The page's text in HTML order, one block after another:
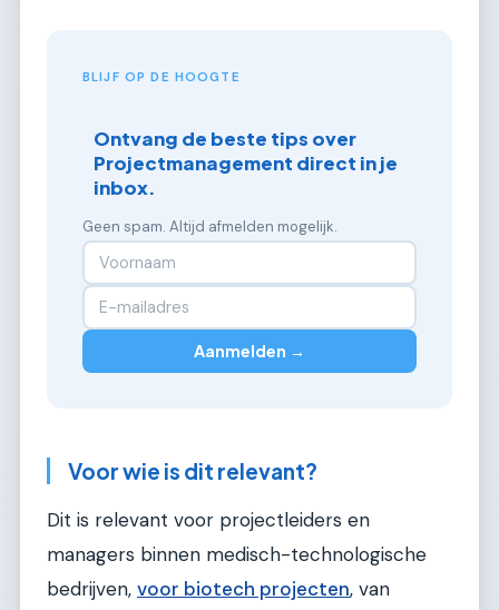
BLIJF OP DE HOOGTE
Ontvang de beste tips over
Projectmanagement direct in je
inbox.
Geen spam. Altijd afmelden mogelijk.
Aanmelden →
Voor wie is dit relevant?
Dit is relevant voor projectleiders en
managers binnen medisch-technologische
bedrijven, voor biotech projecten, van